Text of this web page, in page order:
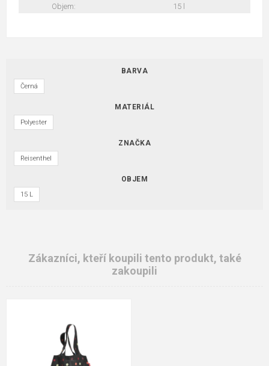
Objem:
15 l
BARVA
Černá
MATERIÁL
Polyester
ZNAČKA
Reisenthel
OBJEM
15 L
Zákazníci, kteří koupili tento produkt, také
zakoupili